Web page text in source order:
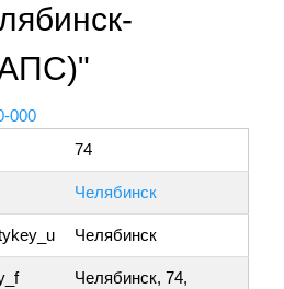
000
74
Челябинск
Челябинск
Челябинск, 74,